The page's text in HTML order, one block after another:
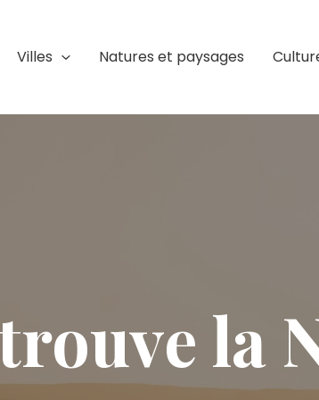
Villes Natures et paysages
la